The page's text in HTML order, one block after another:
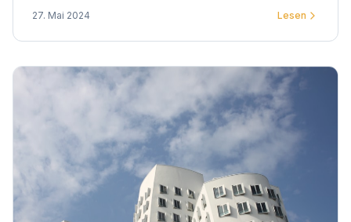
Beseitigung der baulichen Veränderungen geltend zu
27. Mai 2024 Lesen